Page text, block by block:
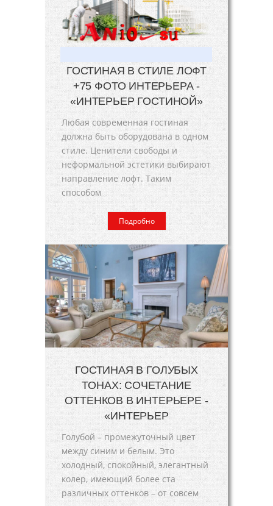
ГОСТИНАЯ В СТИЛЕ ЛОФТ
+75 ФОТО ИНТЕРЬЕРА -
«ИНТЕРЬЕР ГОСТИНОЙ»
Любая современная гостиная
должна быть оборудована в одном
стиле. Ценители свободы и
неформальной эстетики выбирают
направление лофт. Таким
способом
Подробно
ГОСТИНАЯ В ГОЛУБЫХ
ТОНАХ: СОЧЕТАНИЕ
ОТТЕНКОВ В ИНТЕРЬЕРЕ -
«ИНТЕРЬЕР
Голубой – промежуточный цвет
между синим и белым. Это
холодный, спокойный, элегантный
колер, имеющий более ста
различных оттенков – от совсем